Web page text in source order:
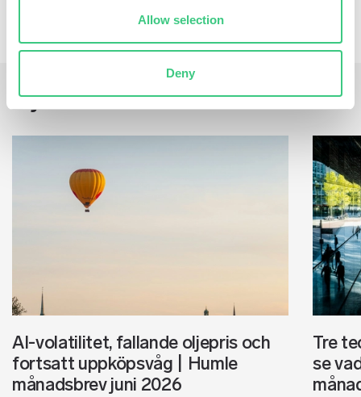
Allow selection
Deny
Nyheter
AI-volatilitet, fallande oljepris och
fortsatt uppköpsvåg | Humle
månadsbrev juni 2026
Tre
se